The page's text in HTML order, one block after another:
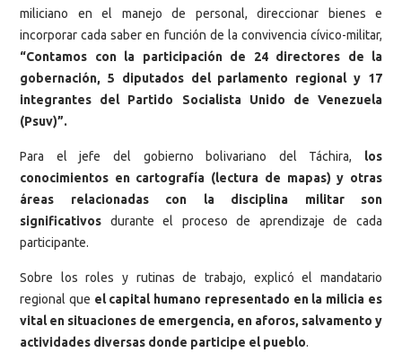
miliciano en el manejo de personal, direccionar bienes e
incorporar cada saber en función de la convivencia cívico-militar,
“Contamos con la participación de 24 directores de la
gobernación, 5 diputados del parlamento regional y 17
integrantes del Partido Socialista Unido de Venezuela
(Psuv)”.
Para el jefe del gobierno bolivariano del Táchira, los
conocimientos en cartografía (lectura de mapas) y otras
áreas relacionadas con la disciplina militar son
significativos durante el proceso de aprendizaje de cada
participante.
Sobre los roles y rutinas de trabajo, explicó el mandatario
regional que el capital humano representado en la milicia es
vital en situaciones de emergencia, en aforos, salvamento y
actividades diversas donde participe el pueblo.